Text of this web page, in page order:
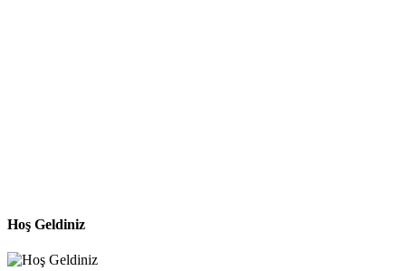
Hoş Geldiniz